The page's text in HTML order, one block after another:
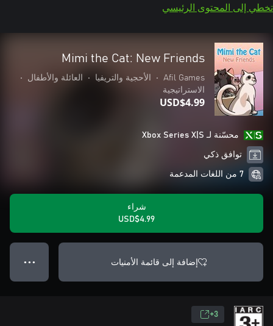
تخطي إلى المحتوى الرئيسي
Mimi the Cat: New Friends
Afil Games
• الأحجية والتريفيا • العائلة والأطفال
•
الاستراتيجية
USD$4.99
محسّنة لـ Xbox Series X|S
توافق ذكي
7 من اللغات المدعمة
شراء
USD$4.99
إضافة إلى قائمة الأمنيات ● ● ●
3+